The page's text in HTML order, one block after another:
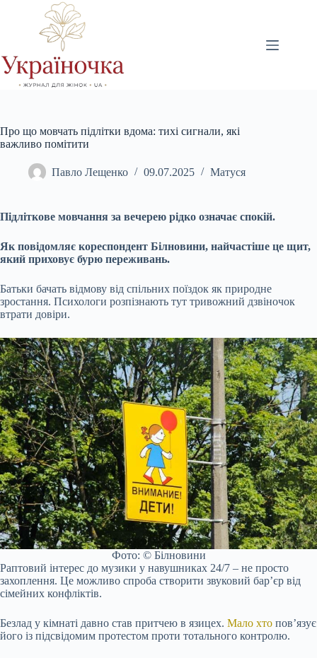
Про що мовчать підлітки вдома: тихі сигнали, які
важливо помітити
Павло Лещенко 09.07.2025 Матуся
Підліткове мовчання за вечерею рідко означає спокій.
Як повідомляє кореспондент Білновини, найчастіше це щит,
який приховує бурю переживань.
Батьки бачать відмову від спільних поїздок як природне
зростання. Психологи розпізнають тут тривожний дзвіночок
втрати довіри.
Фото: © Білновини
Раптовий інтерес до музики у навушниках 24/7 – не просто
захоплення. Це можливо спроба створити звуковий бар’єр від
сімейних конфліктів.
Безлад у кімнаті давно став притчею в язицех. Мало хто пов’язує
його із підсвідомим протестом проти тотального контролю.